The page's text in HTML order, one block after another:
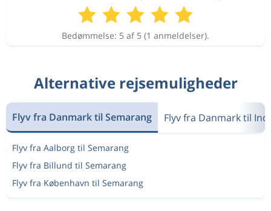
Bedømmelse: 5 af 5 (1 anmeldelser).
Alternative rejsemuligheder
Flyv fra Danmark til Semarang Flyv fra Danmark til
Flyv fra Aalborg til Semarang
Flyv fra Billund til Semarang
Flyv fra København til Semarang